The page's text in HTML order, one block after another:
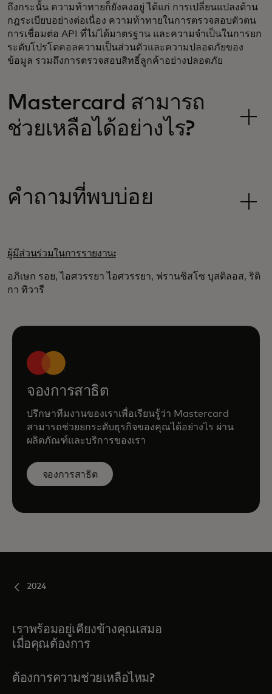
ถึงกระนั้น ความท้าทายก็ยังคงอยู่ ได้แก่ การเปลี่ยนแปลงด้าน
กฎระเบียบอย่างต่อเนื่อง ความท้าทายในการตรวจสอบตัวตน
การเชื่อมต่อ API ที่ไม่ได้มาตรฐาน และความจำเป็นในการยก
ระดับโปรโตคอลความเป็นส่วนตัวและความปลอดภัยของ
ข้อมูล รวมถึงการตรวจสอบสิทธิ์ลูกค้าอย่างปลอดภัย
Mastercard สามารถ
ช่วยเหลือได้อย่างไร?
คำถามที่พบบ่อย
ผู้มีส่วนร่วมในการรายงาน:
อภิเษก รอย, ไอศวรรยา ไอศวรรยา, ฟรานซิสโซ บุสติลอส, ริติ
กา ทิวารี
จองการสาธิต
ปรึกษาทีมงานของเราเพื่อเรียนรู้ว่า Mastercard
สามารถช่วยยกระดับธุรกิจของคุณได้อย่างไร ผ่าน
ผลิตภัณฑ์และบริการของเรา
จองการสาธิต
2024
เราพร้อมอยู่เคียงข้างคุณเสมอ
เมื่อคุณต้องการ
ต้องการความช่วยเหลือไหม?